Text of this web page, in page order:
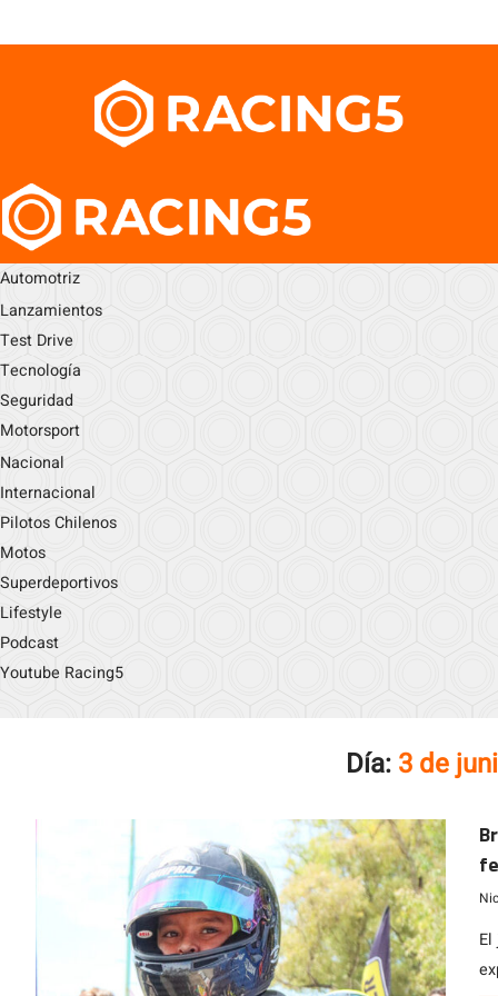
Automotriz
Lanzamientos
Test Drive
Tecnología
Seguridad
Motorsport
Nacional
Internacional
Pilotos Chilenos
Motos
Superdeportivos
Lifestyle
Podcast
Youtube Racing5
Día: 3 de